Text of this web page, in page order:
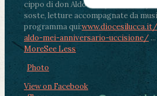
cippo di don Aldo Mei (Porta Elisa).
soste, letture accompagnate da
programma qui:
aldo-mei-anniversario-uccisione/ ...
MoreSee Less
Photo
View on Facebook